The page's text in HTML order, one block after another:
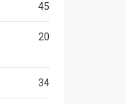
45
20
34